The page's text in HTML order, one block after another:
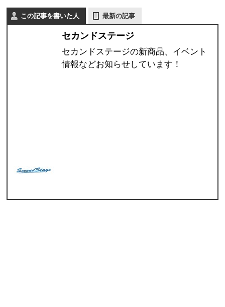
この記事を書いた人 最新の記事
セカンドステージ
セカンドステージの新商品、イベント
情報などお知らせしています！